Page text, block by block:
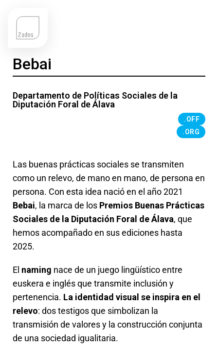
Bebai
Departamento de Políticas Sociales de la
Diputación Foral de Álava
.OFF
.ORG
Las buenas prácticas sociales se transmiten
como un relevo, de mano en mano, de persona en
persona. Con esta idea nació en el año 2021
Bebai, la marca de los Premios Buenas Prácticas
Sociales de la Diputación Foral de Álava, que
hemos acompañado en sus ediciones hasta
2025.
El naming nace de un juego lingüístico entre
euskera e inglés que transmite inclusión y
pertenencia. La identidad visual se inspira en el
relevo: dos testigos que simbolizan la
transmisión de valores y la construcción conjunta
de una sociedad igualitaria.